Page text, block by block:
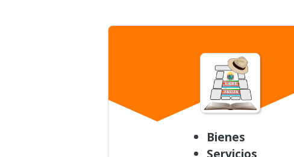
Bienes
Servicios